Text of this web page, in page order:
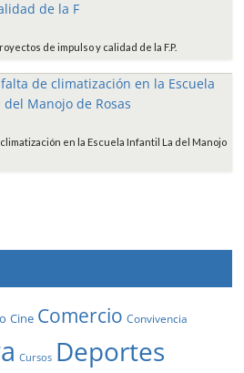
de impulso y calidad de la F.P.
en la Escuela Infantil La del Manojo
Cine Comercio Convivencia
Cursos Deportes